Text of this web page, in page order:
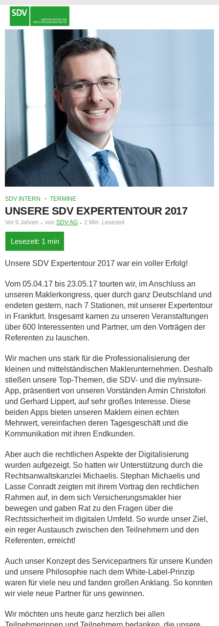
SDV INTERN TERMINE
UNSERE SDV EXPERTENTOUR 2017
Vor 9 Jahren von SDV AG 2 Min. Lesezeit
Unsere SDV Expertentour 2017 war ein voller Erfolg!
Vom 05.04.17 bis 23.05.17 tourten wir, im Anschluss an
unseren Maklerkongress, quer durch ganz Deutschland und
endeten gestern, nach 7 Stationen, mit unserer Expertentour
in Frankfurt. Insgesamt kamen zu unseren Veranstaltungen
über 600 Interessenten und Partner, um den Vorträgen der
Referenten zu lauschen.
Wir machen uns stark für die Professionalisierung der
kleinen und mittelständischen Maklerunternehmen. Deshalb
stießen unsere Top-Themen, die SDV- und die myInsure-
App, präsentiert von unseren Vorständen Armin Christofori
und Gerhard Lippert, auf sehr großes Interesse. Diese
beiden Apps bieten unseren Maklern einen echten
Mehrwert, vereinfachen deren Tagesgeschäft und die
Kommunikation mit ihren Endkunden.
Aber auch die rechtlichen Aspekte der Digitalisierung
wurden aufgezeigt. So hatten wir Unterstützung durch die
Rechtsanwaltskanzlei Michaelis. Stephan Michaelis und
Lasse Conradt zeigten mit ihrem Vortrag den rechtlichen
Rahmen auf, in dem sich Versicherungsmakler hier
bewegen und gaben Rat zu den Fragen über die
Rechtssicherheit im digitalen Umfeld. So wurde unser Ziel,
ein reger Austausch zwischen den Teilnehmern und den
Referenten, erreicht!
Auch unser Konzept des Servicepartners für unsere Kunden
und unsere Philosophie nach dem White-Label-Prinzip
waren für viele neu und fanden großen Anklang. So konnten
wir viele neue Partner für uns gewinnen.
Wir möchten uns heute ganz herzlich bei allen